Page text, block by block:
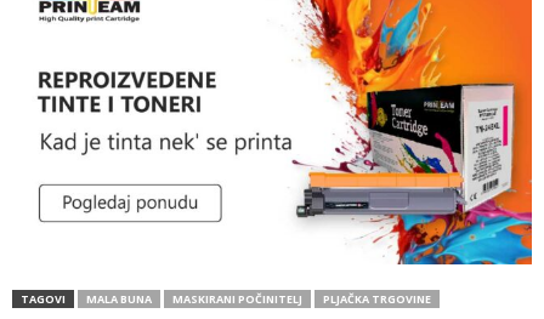
TAGOVI MALA BUNA MASKIRANI POČINITELJ PLJAČKA TRGOVINE